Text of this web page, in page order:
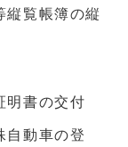
縦覧帳簿の縦
明書の交付
自動車の登